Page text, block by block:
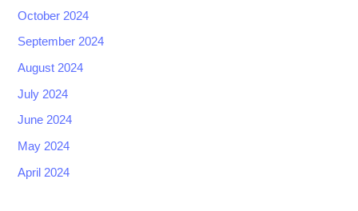
October 2024
September 2024
August 2024
July 2024
June 2024
May 2024
April 2024